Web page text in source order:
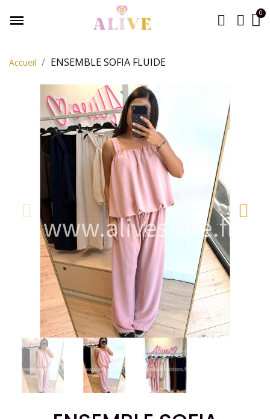
Accueil ENSEMBLE SOFIA FLUIDE